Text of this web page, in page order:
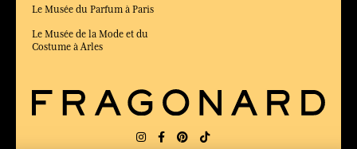
Le Musée du Parfum à Paris
Le Musée de la Mode et du
Costume à Arles